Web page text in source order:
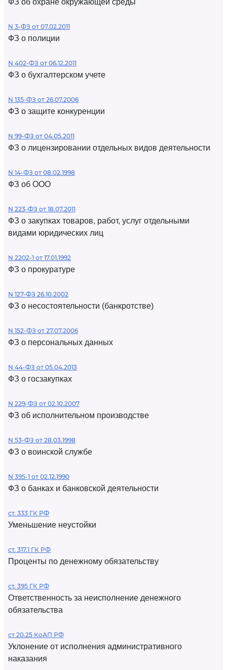
ФЗ об охране окружающей среды
N 3-ФЗ от 07.02.2011
ФЗ о полиции
N 402-ФЗ от 06.12.2011
ФЗ о бухгалтерском учете
N 135-ФЗ от 26.07.2006
ФЗ о защите конкуренции
N 99-ФЗ от 04.05.2011
ФЗ о лицензировании отдельных видов деятельности
N 14-ФЗ от 08.02.1998
ФЗ об ООО
N 223-ФЗ от 18.07.2011
ФЗ о закупках товаров, работ, услуг отдельными
видами юридических лиц
N 2202-1 от 17.01.1992
ФЗ о прокуратуре
N 127-ФЗ 26.10.2002
ФЗ о несостоятельности (банкротстве)
N 152-ФЗ от 27.07.2006
ФЗ о персональных данных
N 44-ФЗ от 05.04.2013
ФЗ о госзакупках
N 229-ФЗ от 02.10.2007
ФЗ об исполнительном производстве
N 53-ФЗ от 28.03.1998
ФЗ о воинской службе
N 395-1 от 02.12.1990
ФЗ о банках и банковской деятельности
ст. 333 ГК РФ
Уменьшение неустойки
ст. 317.1 ГК РФ
Проценты по денежному обязательству
ст. 395 ГК РФ
Ответственность за неисполнение денежного
обязательства
ст 20.25 КоАП РФ
Уклонение от исполнения административного
наказания